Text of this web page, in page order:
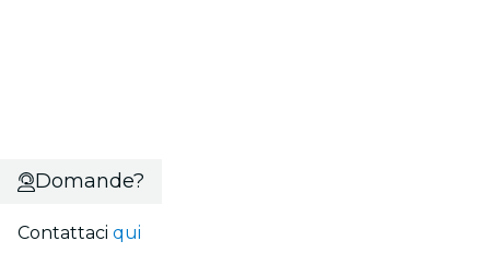
Domande?
Contattaci qui